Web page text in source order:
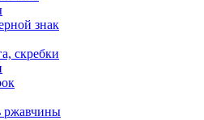
знак
скребки
ржавчины